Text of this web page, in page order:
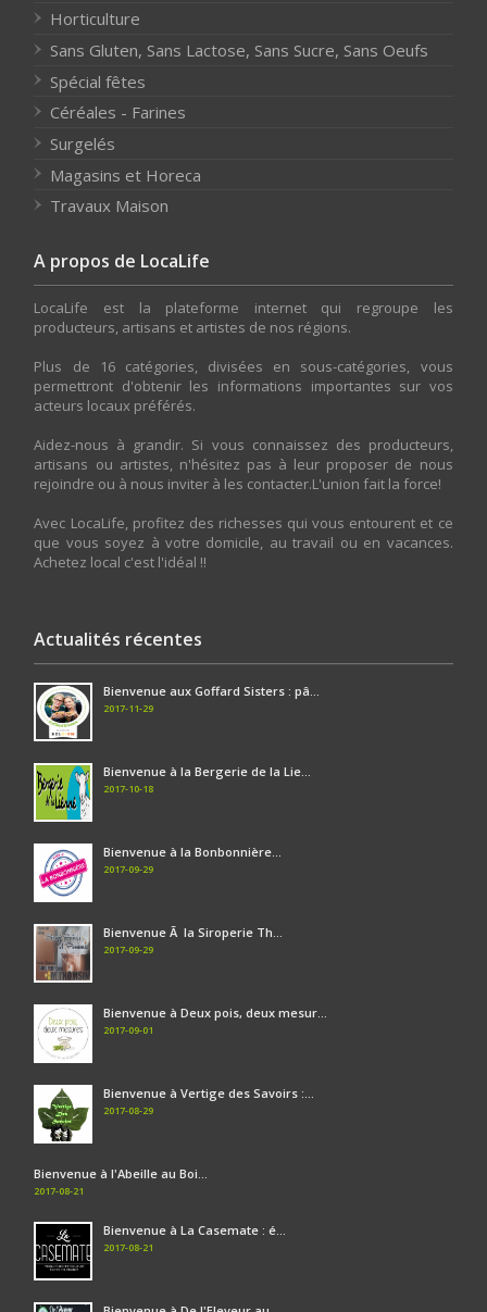
Horticulture
Sans Gluten, Sans Lactose, Sans Sucre, Sans Oeufs
Spécial fêtes
Céréales - Farines
Surgelés
Magasins et Horeca
Travaux Maison
A propos de LocaLife
LocaLife est la plateforme internet qui regroupe les
producteurs, artisans et artistes de nos régions.
Plus de 16 catégories, divisées en sous-catégories, vous
permettront d'obtenir les informations importantes sur vos
acteurs locaux préférés.
Aidez-nous à grandir. Si vous connaissez des producteurs,
artisans ou artistes, n'hésitez pas à leur proposer de nous
rejoindre ou à nous inviter à les contacter.L'union fait la force!
Avec LocaLife, profitez des richesses qui vous entourent et ce
que vous soyez à votre domicile, au travail ou en vacances.
Achetez local c'est l'idéal !!
Actualités récentes
Bienvenue aux Goffard Sisters : pâ...
2017-11-29
Bienvenue à la Bergerie de la Lie...
2017-10-18
Bienvenue à la Bonbonnière...
2017-09-29
Bienvenue Ã la Siroperie Th...
2017-09-29
Bienvenue à Deux pois, deux mesur...
2017-09-01
Bienvenue à Vertige des Savoirs :...
2017-08-29
Bienvenue à l'Abeille au Boi...
2017-08-21
Bienvenue à La Casemate : é...
2017-08-21